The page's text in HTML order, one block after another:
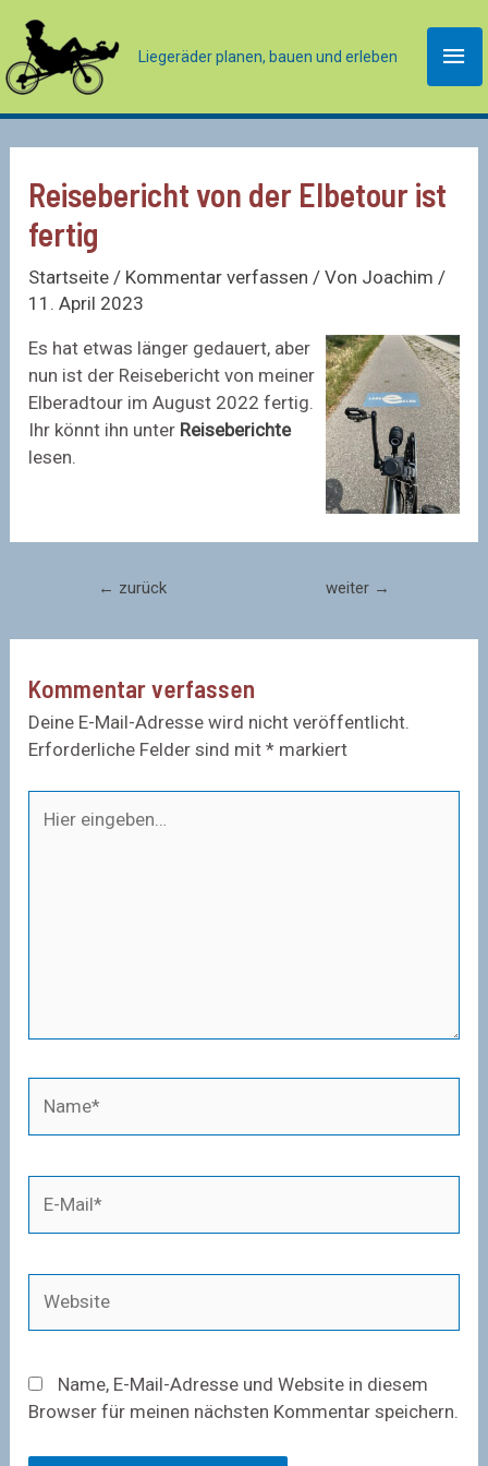
Inhalt
springen
Liegeräder planen, bauen und erleben
Reisebericht von der Elbetour ist
fertig
Startseite / Kommentar verfassen / Von Joachim/
11. April 2023
Es hat etwas länger gedauert, aber
nun ist der Reisebericht von meiner
Elberadtour im August 2022 fertig.
Ihr könnt ihn unter Reiseberichte
lesen.
Beitragsnavigation
← zurück weiter →
Kommentar verfassen
Deine E-Mail-Adresse wird nicht veröffentlicht.
Erforderliche Felder sind mit* markiert
eingeben…
Mail*
Name, E-Mail-Adresse und Website in diesem
Browser für meinen nächsten Kommentar speichern.